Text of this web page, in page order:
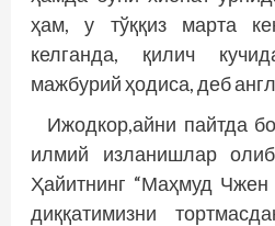
ҳам, у тўққиз марта
келганда, қилич
мажбурий ҳодиса, деб
Ижодкор,айни пайтда
илмий изланишлар
Ҳайитнинг “Маҳмуд Чжен
диққатимизни